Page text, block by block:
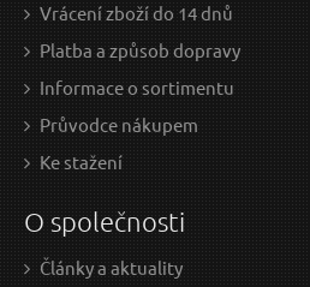
Vrácení zboží do 14 dnů
Platba a způsob dopravy
Informace o sortimentu
Průvodce nákupem
Ke stažení
O společnosti
Články a aktuality